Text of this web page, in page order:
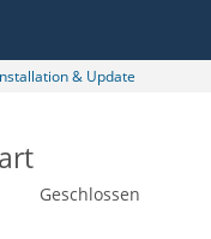
& Update
Geschlossen